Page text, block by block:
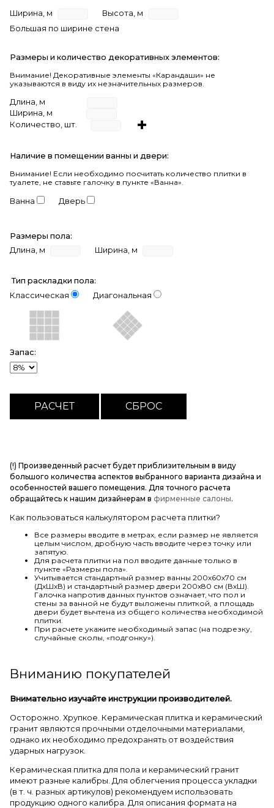
Ширина, м
Высота, м
Большая по ширине стена
Размеры и количество декоративных элементов:
Внимание! Декоративные элементы «Карандаши» не
указываются в виду их незначительных размеров.
Длина, м
Ширина, м
Количество, шт.
Наличие в помещении ванны и двери:
Внимание! Если необходимо посчитать количество плитки в
туалете, не ставьте галочку в пункте «Ванна».
Ванна Дверь
Размеры пола:
Длина, м
Ширина, м
Тип раскладки пола:
Классическая
Диагональная
Запас:
(!) Произведенный расчет будет приблизительным в виду
большого количества аспектов выбранного варианта дизайна и
особенностей вашего помещения. Для точного расчета
обращайтесь к нашим дизайнерам в фирменные салоны.
Как пользоваться калькулятором расчета плитки?
Все размеры вводите в метрах, если размер не является
целым числом, дробную часть вводите через точку или
запятую.
Для расчета плитки на пол вводите данные только в
пункте «Размеры пола».
Учитывается стандартный размер ванны 200х60х70 см
(ДхШхВ) и стандартный размер двери 200х80 см (ВхШ).
Галочка напротив данных пунктов означает, что пол и
стены за ванной не будут выложены плиткой, а площадь
двери будет вычтена из общего количества необходимой
плитки.
При расчете укажите необходимый запас (на подрезку,
случайные сколы, «подгонку»).
Вниманию покупателей
Внимательно изучайте инструкции производителей.
Осторожно. Хрупкое. Керамическая плитка и керамический
гранит являются прочными отделочными материалами,
однако их необходимо предохранять от воздействия
ударных нагрузок.
Керамическая плитка для пола и керамический гранит
имеют разные калибры. Для облегчения процесса укладки
(в т. ч. разных артикулов) рекомендуем использовать
продукцию одного калибра. Для описания формата на